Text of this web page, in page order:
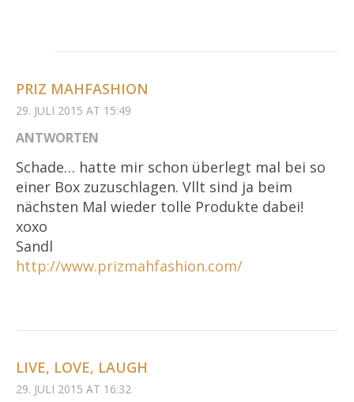
PRIZ MAHFASHION
29. JULI 2015 AT 15:49
ANTWORTEN
Schade… hatte mir schon überlegt mal bei so
einer Box zuzuschlagen. Vllt sind ja beim
nächsten Mal wieder tolle Produkte dabei!
xoxo
Sandl
http://www.prizmahfashion.com/
LIVE, LOVE, LAUGH
29. JULI 2015 AT 16:32